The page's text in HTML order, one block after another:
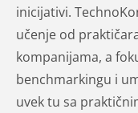
inicijativi.
učenje od
kompanijama, a
benchmarkingu i
uvek tu sa